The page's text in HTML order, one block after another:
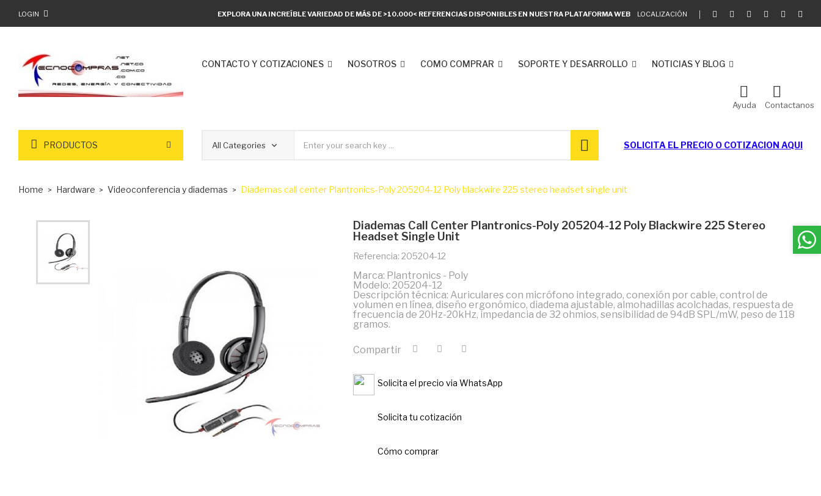
EXPLORA UNA INCREÍBLE VARIEDAD DE MÁS DE >10.000< REFERENCIAS DISPONIBLES EN NUESTRA PLATAFORMA WEB LOCALIZACIÓN
LOGIN
CONTACTO Y COTIZACIONES NOSOTROS COMO COMPRAR SOPORTE Y DESARROLLO NOTICIAS Y BLOG
Ayuda Contactanos
PRODUCTOS SOLICITA EL PRECIO O COTIZACION AQUI
Home Hardware Videoconferencia y diademas Diademas call center Plantronics-Poly 205204-12 Poly blackwire 225 stereo headset single unit
Diademas Call Center Plantronics-Poly 205204-12 Poly Blackwire 225 Stereo
Headset Single Unit
Referencia: 205204-12
Marca: Plantronics - Poly
Modelo: 205204-12
Descripción técnica: Auriculares con micrófono integrado, conexión por cable, control de
volumen en línea, diseño ergonómico, diadema ajustable, almohadillas acolchadas, respuesta de
frecuencia de 20Hz-20kHz, impedancia de 32 ohmios, sensibilidad de 94dB SPL/mW, peso de 118
gramos.
Compartir
Solicita el precio via WhatsApp
Solicita tu cotización
Cómo comprar